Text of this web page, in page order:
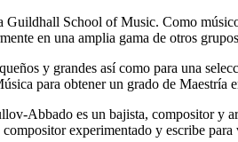
School of Music. Como
en una amplia gama de otros
y grandes así como para una
para obtener un grado de Maestría
Abbado es un bajista, compositor y
experimentado y escribe